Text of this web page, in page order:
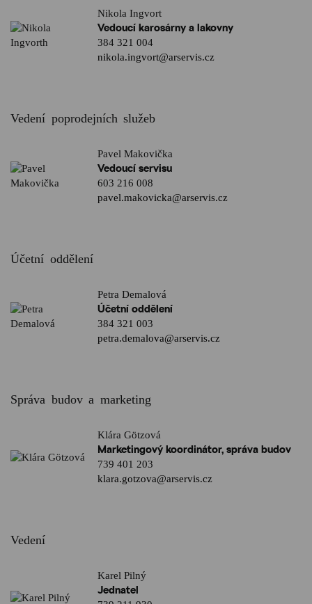
Nikola Ingvort
Vedoucí karosárny a lakovny
384 321 004
nikola.ingvort@arservis.cz
Vedení poprodejních služeb
Pavel Makovička
Vedoucí servisu
603 216 008
pavel.makovicka@arservis.cz
Účetní oddělení
Petra Demalová
Účetní oddělení
384 321 003
petra.demalova@arservis.cz
Správa budov a marketing
Klára Götzová
Marketingový koordinátor, správa budov
739 401 203
klara.gotzova@arservis.cz
Vedení
Karel Pilný
Jednatel